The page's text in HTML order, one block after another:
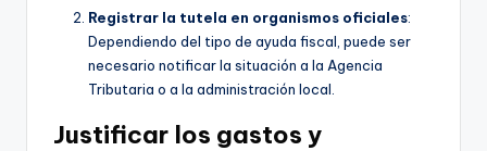
Registrar la tutela en organismos oficiales:
Dependiendo del tipo de ayuda fiscal, puede ser
necesario notificar la situación a la Agencia
Tributaria o a la administración local.
Justificar los gastos y